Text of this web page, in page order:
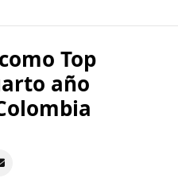
Top
año